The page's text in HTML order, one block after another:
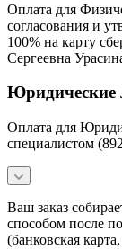
Оплата для
согласования и
100% на карту
Сергеевна
Юридические
Оплата для
специалистом
Ваш заказ
способом после
(банковская